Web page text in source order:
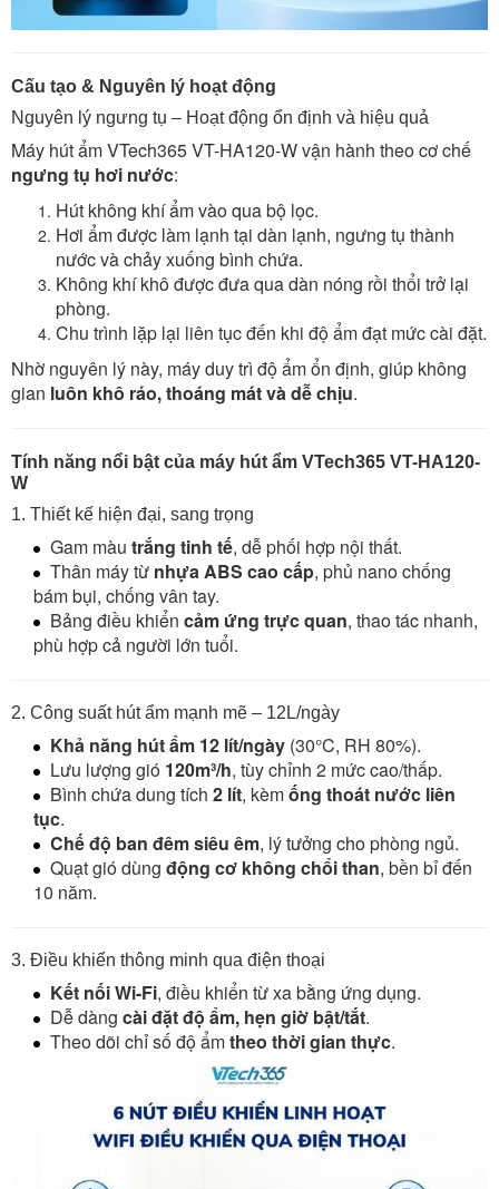
Cấu tạo & Nguyên lý hoạt động
Nguyên lý ngưng tụ – Hoạt động ổn định và hiệu quả
Máy hút ẩm VTech365 VT-HA120-W vận hành theo cơ chế
ngưng tụ hơi nước:
Hút không khí ẩm vào qua bộ lọc.
Hơi ẩm được làm lạnh tại dàn lạnh, ngưng tụ thành
nước và chảy xuống bình chứa.
Không khí khô được đưa qua dàn nóng rồi thổi trở lại
phòng.
Chu trình lặp lại liên tục đến khi độ ẩm đạt mức cài đặt.
Nhờ nguyên lý này, máy duy trì độ ẩm ổn định, giúp không
gian luôn khô ráo, thoáng mát và dễ chịu.
Tính năng nổi bật của máy hút ẩm VTech365 VT-HA120-
W
1. Thiết kế hiện đại, sang trọng
Gam màu trắng tinh tế, dễ phối hợp nội thất.
Thân máy từ nhựa ABS cao cấp, phủ nano chống
bám bụi, chống vân tay.
Bảng điều khiển cảm ứng trực quan, thao tác nhanh,
phù hợp cả người lớn tuổi.
2. Công suất hút ẩm mạnh mẽ – 12L/ngày
Khả năng hút ẩm 12 lít/ngày (30°C, RH 80%).
Lưu lượng gió 120m³/h, tùy chỉnh 2 mức cao/thấp.
Bình chứa dung tích 2 lít, kèmống thoát nước liên
tục.
Chế độ ban đêm siêu êm, lý tưởng cho phòng ngủ.
Quạt gió dùng động cơ không chổi than, bền bỉ đến
10 năm.
3. Điều khiển thông minh qua điện thoại
Kết nối Wi-Fi, điều khiển từ xa bằng ứng dụng.
Dễ dàng cài đặt độ ẩm, hẹn giờ bật/tắt.
Theo dõi chỉ số độ ẩmtheo thời gian thực.